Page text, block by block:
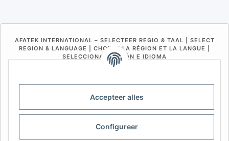
Accepteer alles
Configureer
AFATEK INTERNATIONAL – SELECTEER REGIO & TAAL | SELECT
REGION & LANGUAGE | CHOISIR LA RÉGION ET LA LANGUE |
SELECCIONAR REGIÓN E IDIOMA
BE (NL) BE (FR)
FR IT ES DK PL
USA